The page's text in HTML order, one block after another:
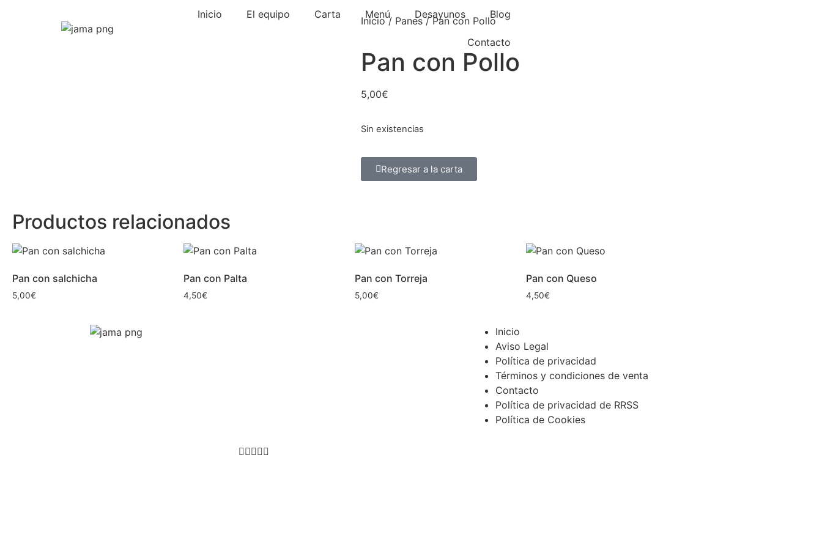
Inicio El equipo Carta Menú Desayunos Blog
Contacto
Inicio/ Panes/ Pan con Pollo
Pan con Pollo
5,00€
Sin existencias
Regresar a la carta
Productos relacionados
Pan con salchicha
5,00€
Pan con Palta
4,50€
Pan con Torreja
5,00€
Pan con Queso
4,50€

Inicio
Aviso Legal
Política de privacidad
Términos y condiciones de venta
Contacto
Política de privacidad de RRSS
Política de Cookies